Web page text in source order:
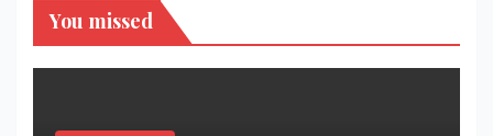
You missed